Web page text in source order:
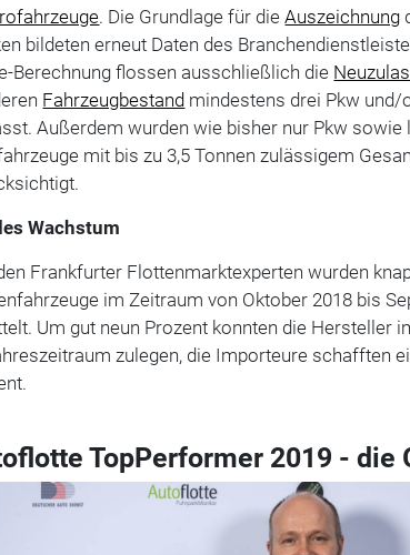
. Die Grundlage für dieAuszeichnung
bildeten erneut Daten des
Berechnung flossen ausschließlich die
Fahrzeugbestand mindestens drei Pkw und/
Außerdem wurden wie bisher nur Pkw sowie
mit bis zu 3,5 Tonnen zulässigem
Wachstum
Frankfurter Flottenmarktexperten wurden
im Zeitraum von Oktober 2018 bis
Um gut neun Prozent konnten die Hersteller
zulegen, die Importeure schafften
TopPerformer 2019 - die